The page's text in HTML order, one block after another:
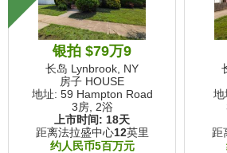
银拍 $79万9
长岛 Lynbrook, NY
房子 HOUSE
地址: 59 Hampton Road
3房, 2浴
上市时间: 18天
距离法拉盛中心12英里
约人民币5百万元
地
距